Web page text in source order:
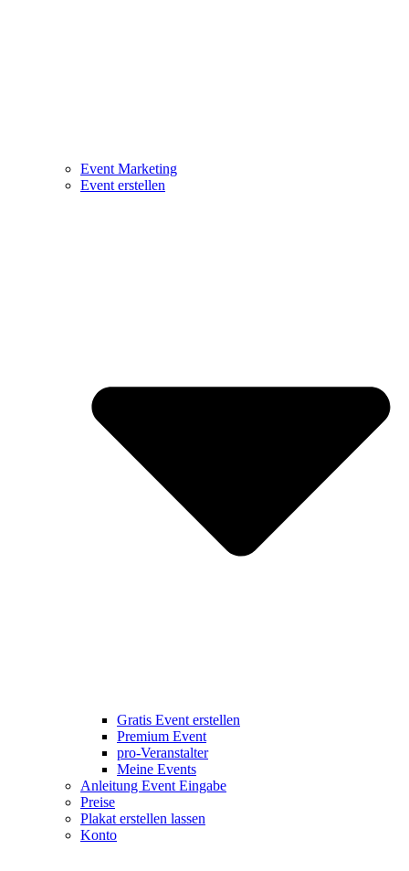
Event Marketing
Event erstellen
Gratis Event erstellen
Premium Event
pro-Veranstalter
Meine Events
Anleitung Event Eingabe
Preise
Plakat erstellen lassen
Konto